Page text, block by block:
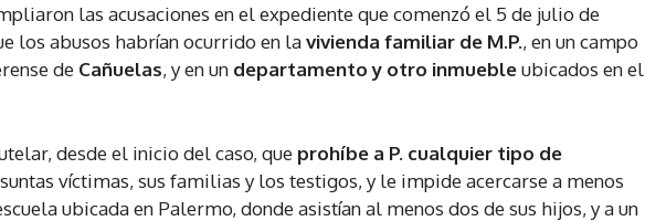
las acusaciones en el expediente que comenzó el 5 de julio de
los abusos habrían ocurrido en lavivienda familiar de M.P., en un campo
de Cañuelas, y en un departamento y otro inmuebleubicados en el
desde el inicio del caso, que prohíbe a P. cualquier tipo de
víctimas, sus familias y los testigos, y le impide acercarse a menos
ubicada en Palermo, donde asistían al menos dos de sus hijos, y a un